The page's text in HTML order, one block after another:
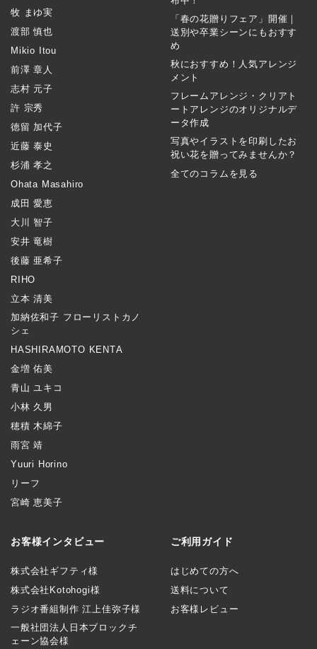
牧 まゆ実
渡部 慎也
Mikio Itou
前澤 章人
志村 元子
許 宗秀
徳留 加代子
近藤 泰史
杉浦 孝之
Ohata Masahiro
成田 愛恵
大川 智子
安井 竜樹
後藤 亜希子
RIHO
立本 清美
加納佐和子 フローリストカノ
シェ
HASHIRAMOTO KENTA
金増 佑美
青山 ユキコ
小林 久男
穂積 木綿子
雨宮 靖
Yuuri Horino
リーフ
宮崎 恵美子
「春の花贈りフェア」開催｜
送別や卒業シーンにもおすす
め
秋におすすめ！人気アレンジ
メント
フレームアレンジ・クリアト
ートアレンジのオリジナルデ
ータ作成
写真やイラストを印刷したお
祝い花を贈ってみませんか？
全てのコラムを見る
お客様インタビュー
株式会社ギフティ様
株式会社Kotohogi様
ラジオ番組制作 江上佳弥子様
一般社団法人日本ブロックチ
ェーン協会様
ご利用ガイド
はじめての方へ
送料について
お客様レビュー